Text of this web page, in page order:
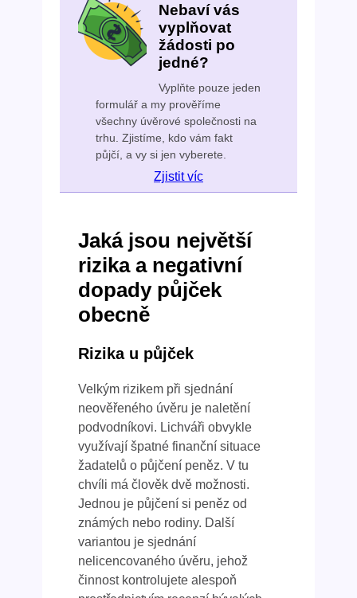
Nebaví vás
vyplňovat
žádosti po
jedné?
Vyplňte pouze jeden
formulář a my prověříme
všechny úvěrové společnosti na
trhu. Zjistíme, kdo vám fakt
půjčí, a vy si jen vyberete.
Zjistit víc
Jaká jsou největší
rizika a negativní
dopady půjček
obecně
Rizika u půjček
Velkým rizikem při sjednání
neověřeného úvěru je naletění
podvodníkovi. Lichváři obvykle
využívají špatné finanční situace
žadatelů o půjčení peněz. V tu
chvíli má člověk dvě možnosti.
Jednou je půjčení si peněz od
známých nebo rodiny. Další
variantou je sjednání
nelicencovaného úvěru, jehož
činnost kontrolujete alespoň